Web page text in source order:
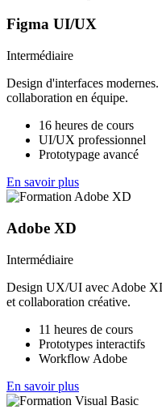
Figma UI/UX
Intermédiaire
Design d'interfaces
collaboration en équipe.
16 heures de cours
UI/UX professionnel
Prototypage avancé
En savoir plus
Adobe XD
Intermédiaire
Design UX/UI avec Adobe
et collaboration créative.
11 heures de cours
Prototypes interactifs
Workflow Adobe
En savoir plus